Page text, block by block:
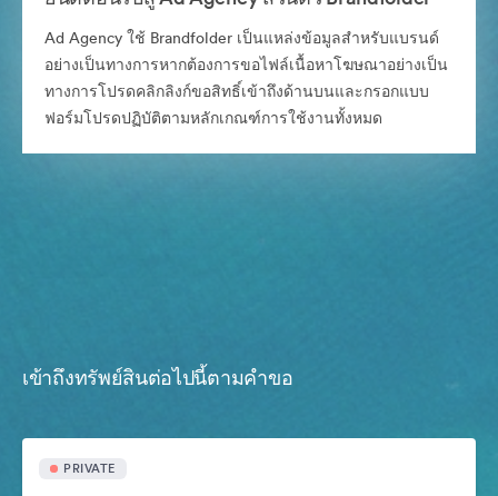
Ad Agency ใช้ Brandfolder เป็นแหล่งข้อมูลสำหรับแบรนด์
อย่างเป็นทางการหากต้องการขอไฟล์เนื้อหาโฆษณาอย่างเป็น
ทางการโปรดคลิกลิงก์ขอสิทธิ์เข้าถึงด้านบนและกรอกแบบ
ฟอร์มโปรดปฏิบัติตามหลักเกณฑ์การใช้งานทั้งหมด
เข้าถึงทรัพย์สินต่อไปนี้ตามคำขอ
PRIVATE